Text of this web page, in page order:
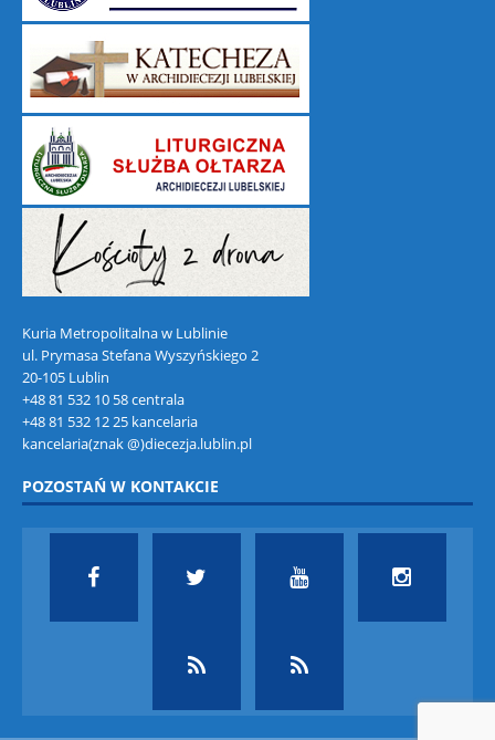
Kuria Metropolitalna w Lublinie
ul. Prymasa Stefana Wyszyńskiego 2
20-105 Lublin
+48 81 532 10 58 centrala
+48 81 532 12 25 kancelaria
kancelaria(znak @)diecezja.lublin.pl
POZOSTAŃ W KONTAKCIE